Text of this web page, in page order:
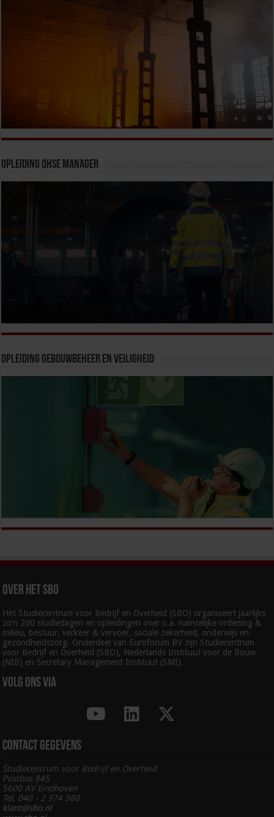
Opleiding QHSE Manager
Opleiding Gebouwbeheer en veiligheid
Over het SBO
Het Studiecentrum voor Bedrijf en Overheid (SBO) organiseert jaarlijks
zo’n 200 studiedagen en opleidingen over o.a. ruimtelijke ordening &
milieu, bestuur, verkeer & vervoer, sociale zekerheid, onderwijs en
gezondheidszorg. Onderdeel van Euroforum BV zijn Studiecentrum
voor Bedrijf en Overheid (SBO), Nederlands Instituut voor de Bouw
(NIB) en Secretary Management Instituut (SMI).
Volg ons via
Contact gegevens
Studiecentrum voor Bedrijf en Overheid
Postbus 845
5600 AV Eindhoven
Tel. 040 - 2 974 980
klant@sbo.nl